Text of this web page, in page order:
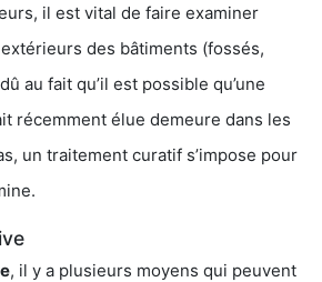
il est vital de faire examiner
des bâtiments (fossés,
au fait qu’il est possible qu’une
récemment élue demeure dans les
un traitement curatif s’impose pour
, il y a plusieurs moyens qui peuvent